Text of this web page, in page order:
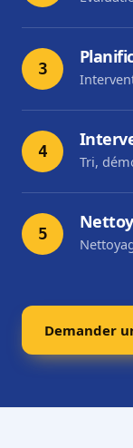
3
4
Tri,
5
Demander